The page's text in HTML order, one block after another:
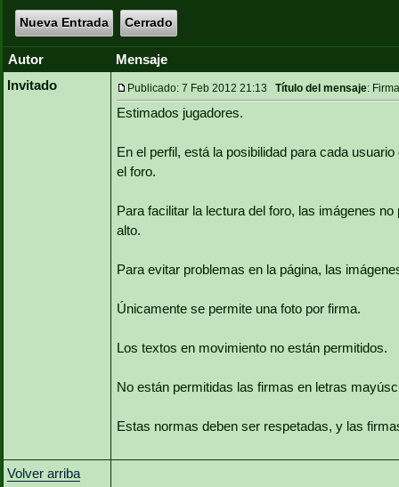
Nueva Entrada Cerrado
Autor
Mensaje
Invitado
Publicado: 7 Feb 2012 21:13 Título del mensaje:
Estimados jugadores.
En el perfil, está la posibilidad para cada
el foro.
Para facilitar la lectura del foro, las imágenes
alto.
Para evitar problemas en la página, las
Únicamente se permite una foto por firma.
Los textos en movimiento no están permitidos.
No están permitidas las firmas en letras
Estas normas deben ser respetadas, y las
Volver arriba